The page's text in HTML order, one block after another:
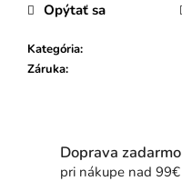
Kategória:
Záruka:
Opýtať sa
Doprava zadarmo
pri nákupe nad 99€